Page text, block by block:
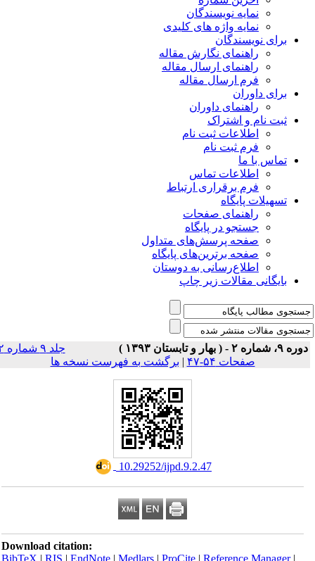
نمایه نویسندگان
نمایه واژه های کلیدی
برای نویسندگان
راهنمای نگارش مقاله
راهنمای ارسال مقاله
فرم ارسال مقاله
برای داوران
راهنمای داوران
ثبت نام و اشتراک
اطلاعات ثبت نام
فرم ثبت نام
تماس با ما
اطلاعات تماس
فرم برقراری ارتباط
تسهیلات پایگاه
راهنمای صفحات
جستجو در پایگاه
صفحه پرسش‌های متداول
صفحه برترین‌های پایگاه
اطلاع‌رسانی به دوستان
بایگانی مقالات زیر چاپ
۹، شماره ۲ - ( بهار و تابستان ۱۳۹۳ )
جلد ۹ شماره ۲
صفحات ۵۴-۴۷
|برگشت به فهرست نسخه ها
‎ 10.29252/ijpd.9.2.47
Download citation:
BibTeX|RIS|EndNote|Medlars|ProCite|Reference Manager